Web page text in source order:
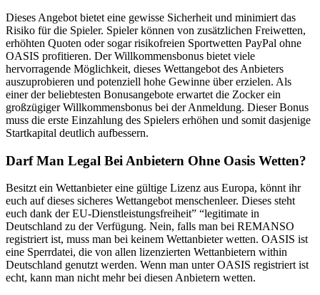
Dieses Angebot bietet eine gewisse Sicherheit und minimiert das
Risiko für die Spieler. Spieler können von zusätzlichen Freiwetten,
erhöhten Quoten oder sogar risikofreien Sportwetten PayPal ohne
OASIS profitieren. Der Willkommensbonus bietet viele
hervorragende Möglichkeit, dieses Wettangebot des Anbieters
auszuprobieren und potenziell hohe Gewinne über erzielen. Als
einer der beliebtesten Bonusangebote erwartet die Zocker ein
großzügiger Willkommensbonus bei der Anmeldung. Dieser Bonus
muss die erste Einzahlung des Spielers erhöhen und somit dasjenige
Startkapital deutlich aufbessern.
Darf Man Legal Bei Anbietern Ohne Oasis Wetten?
Besitzt ein Wettanbieter eine gültige Lizenz aus Europa, könnt ihr
euch auf dieses sicheres Wettangebot menschenleer. Dieses steht
euch dank der EU-Dienstleistungsfreiheit” “legitimate in
Deutschland zu der Verfügung. Nein, falls man bei REMANSO
registriert ist, muss man bei keinem Wettanbieter wetten. OASIS ist
eine Sperrdatei, die von allen lizenzierten Wettanbietern within
Deutschland genutzt werden. Wenn man unter OASIS registriert ist
echt, kann man nicht mehr bei diesen Anbietern wetten.